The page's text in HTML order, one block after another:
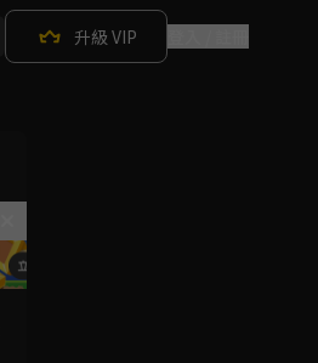
升級 VIP